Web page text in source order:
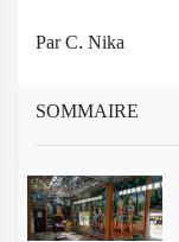
Par C. Nika
SOMMAIRE